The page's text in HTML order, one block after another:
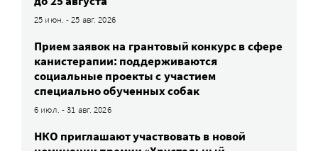
25 июн. - 25 авг. 2026
Прием заявок на грантовый конкурс в сфере
канистерапии: поддерживаются
социальные проекты с участием
специально обученных собак
6 июл. - 31 авг. 2026
НКО приглашают участвовать в новой